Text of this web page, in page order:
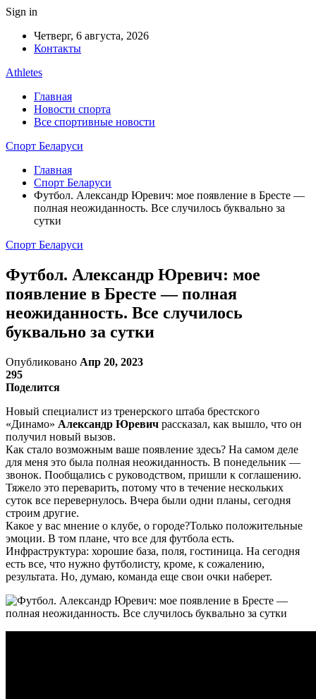
Sign in
Четверг, 6 августа, 2026
Контакты
Athletes
Главная
Новости спорта
Все спортивные новости
Спорт Беларуси
Главная
Спорт Беларуси
Футбол. Александр Юревич: мое появление в Бресте —
полная неожиданность. Все случилось буквально за
сутки
Спорт Беларуси
Футбол. Александр Юревич: мое
появление в Бресте — полная
неожиданность. Все случилось
буквально за сутки
Опубликовано Апр 20, 2023
295
Поделится
Новый специалист из тренерского штаба брестского
«Динамо» Александр Юревич рассказал, как вышло, что он
получил новый вызов.
Как стало возможным ваше появление здесь? На самом деле
для меня это была полная неожиданность. В понедельник —
звонок. Пообщались с руководством, пришли к соглашению.
Тяжело это переварить, потому что в течение нескольких
суток все перевернулось. Вчера были одни планы, сегодня
строим другие.
Какое у вас мнение о клубе, о городе?Только положительные
эмоции. В том плане, что все для футбола есть.
Инфраструктура: хорошие база, поля, гостиница. На сегодня
есть все, что нужно футболисту, кроме, к сожалению,
результата. Но, думаю, команда еще свои очки наберет.